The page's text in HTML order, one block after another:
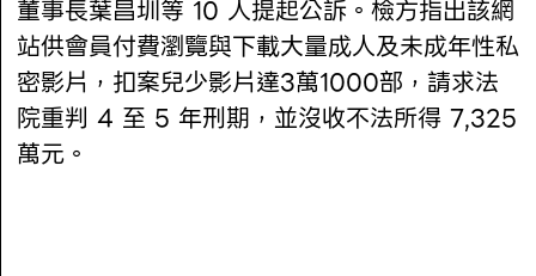
董事長葉昌圳等 10 人提起公訴。檢方指出該網
站供會員付費瀏覽與下載大量成人及未成年性私
密影片，扣案兒少影片達3萬1000部，請求法
院重判 4 至 5 年刑期，並沒收不法所得 7,325
萬元。